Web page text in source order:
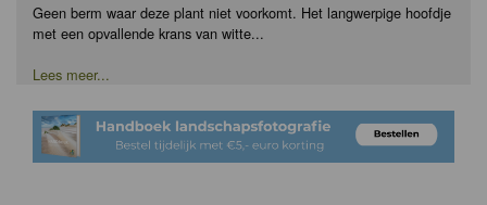
Geen berm waar deze plant niet voorkomt. Het langwerpige hoofdje
met een opvallende krans van witte...
Lees meer...